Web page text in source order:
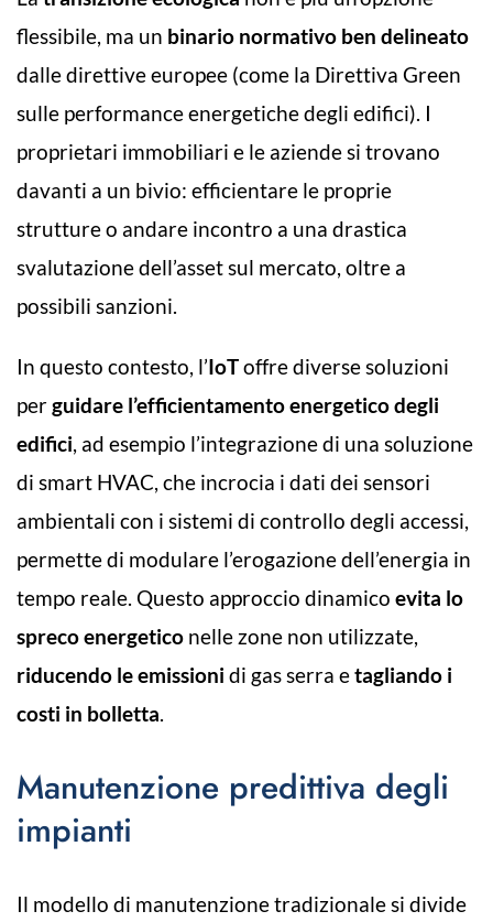
flessibile, ma un binario normativo ben delineato
dalle direttive europee (come la Direttiva Green
sulle performance energetiche degli edifici). I
proprietari immobiliari e le aziende si trovano
davanti a un bivio: efficientare le proprie
strutture o andare incontro a una drastica
svalutazione dell’asset sul mercato, oltre a
possibili sanzioni.
In questo contesto, l’IoToffre diverse soluzioni
perguidare l’efficientamento energetico degli
edifici, ad esempio l’integrazione di una soluzione
di smart HVAC, che incrocia i dati dei sensori
ambientali con i sistemi di controllo degli accessi,
permette di modulare l’erogazione dell’energia in
tempo reale. Questo approccio dinamico evita lo
spreco energetico nelle zone non utilizzate,
riducendo le emissioni di gas serra etagliando i
costi in bolletta.
Manutenzione predittiva degli
impianti
Il modello di manutenzione tradizionale si divide